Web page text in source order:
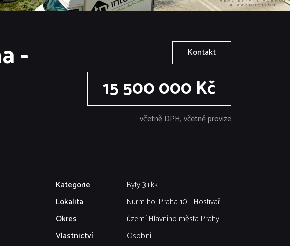
- Kontakt
15 500 000 Kč
včetně DPH, včetně provize
Kategorie
Byty 3+kk
Lokalita
Nurmiho, Praha 10 - Hostivař
Okres
území Hlavního města Prahy
Vlastnictví
Osobní